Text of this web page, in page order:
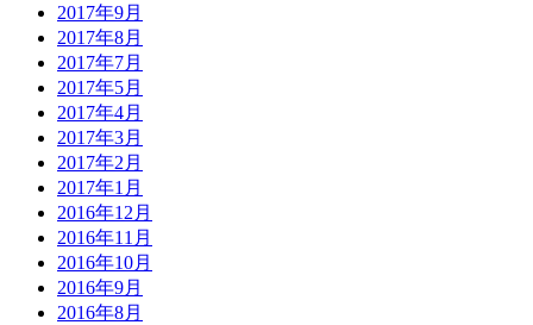
2017年9月
2017年8月
2017年7月
2017年5月
2017年4月
2017年3月
2017年2月
2017年1月
2016年12月
2016年11月
2016年10月
2016年9月
2016年8月